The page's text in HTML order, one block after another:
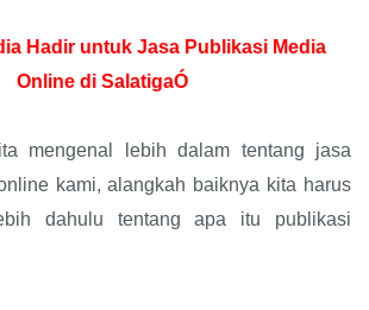
Hadir untuk Jasa Publikasi Media
Online di SalatigaÓ
mengenal lebih dalam tentang jasa
kami, alangkah baiknya kita harus
dahulu tentang apa itu publikasi